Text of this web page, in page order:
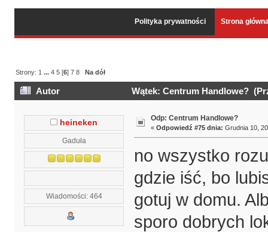
Polityka prywatności Strona
Strony: 1 ...4 5 [6]7 8 Na dół
Autor Wątek: Centrum Handlowe?
heineken
Gaduła
Wiadomości: 464
Odp: Centrum Handlowe?
« Odpowiedź #75 dnia: Grudnia 10,
no wszystko
gdzie iść, bo
gotuj w domu.
sporo dobrych